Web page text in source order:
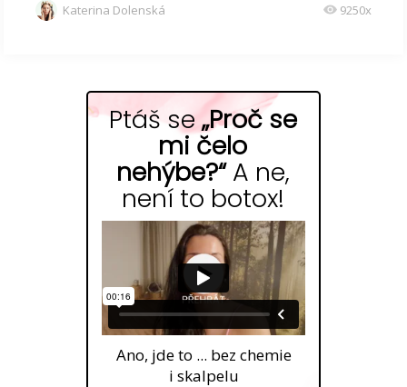
Katerina Dolenská 9250x
Ptáš se „Proč se
mi čelo
nehýbe?“A ne,
není to botox!
Ano, jde to ... bez chemie
i skalpelu